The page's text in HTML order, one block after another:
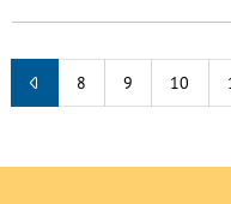
8 9 10